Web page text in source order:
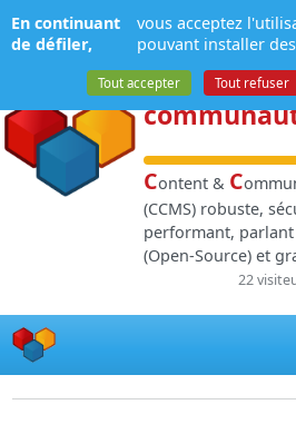
NPDS:
contenuet
Content & C
(CCMS) robuste,
performant,
(Open-Source) et
22
Panneau de gestion des cookies
En continuant
de défiler,
vous acceptez
pouvant installer
Tout accepter Tout refuser